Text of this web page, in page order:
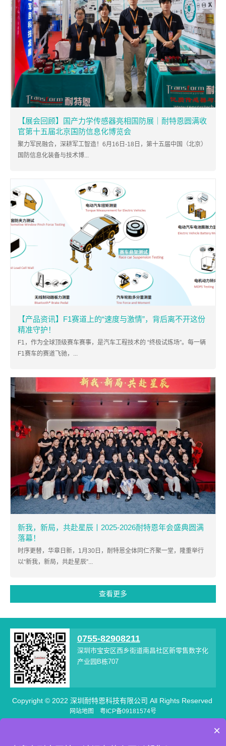
【展会回顾】国产力学传感器亮相国防展｜耐特恩圆满收
官第十五届北京国防信息化博览会
聚力军民融合，深耕军工智造！6月16日-18日，第十五届中国（北京）
国防信息化装备与技术博...
【产品资讯】F1赛道上的“速度与激情”，背后离不开这份
精准守护！
F1，作为全球顶级赛车赛事，是汽车工程技术的 “终极试炼场”。每一辆
F1赛车的赛道飞驰，...
新我，新局，共赴星辰丨2025-2026耐特恩年会盛典圆满
落幕！
时序更替，华章日新，1月30日，耐特恩全体同仁齐聚一堂，隆重举行
以“新我，新局，共赴星辰”...
查看更多
0755-82908211
深圳市宝安区西乡街道南昌社区新零售数字化
产业园B栋707
Copyright © 2022 深圳耐特恩科技有限公司 All Rights Reserved
网站地图 粤ICP备09181574号
×